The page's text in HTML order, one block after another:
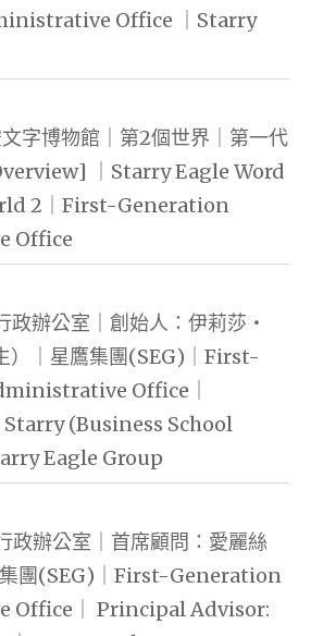
Office ｜Starry
文字博物館｜第2個世界｜第一代
｜Starry Eagle Word
2｜First-Generation
Office
政辦公室｜創始人：伊莉莎・
）｜星鷹集團(SEG)｜First-
Office｜
(Business School
Eagle Group
政辦公室｜首席顧問：愛麗絲
集團(SEG)｜First-Generation
Office｜ Principal Advisor: